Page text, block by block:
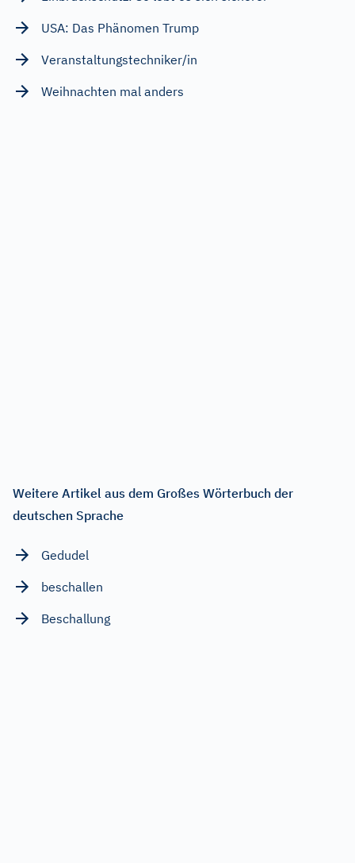
USA: Das Phänomen Trump
Veranstaltungstechniker/in
Weihnachten mal anders
Weitere Artikel aus dem Großes Wörterbuch der
deutschen Sprache
Gedudel
beschallen
Beschallung